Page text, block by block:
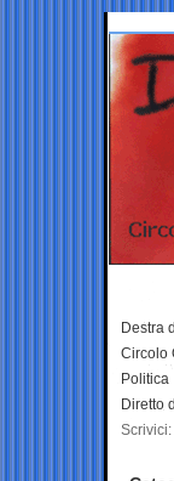
Destra
Circolo
Politica
Diretto